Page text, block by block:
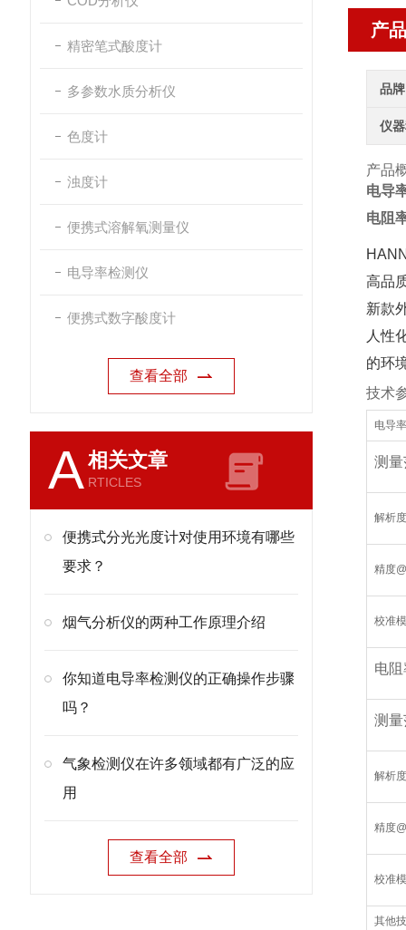
精密笔式酸度计
多参数水质分析仪
色度计
浊度计
便携式溶解氧测量仪
电导率检测仪
便携式数字酸度计
查看全部
A相关文章
RTICLES
便携式分光光度计对使用环境有哪些
要求？
烟气分析仪的两种工作原理介绍
你知道电导率检测仪的正确操作步骤
吗？
气象检测仪在许多领域都有广泛的应
用
查看全部
产
品牌
仪
产品
电导
电阻
高品
新款
人性
的环
技术
电导
测
解析度
精度
校准
电
测
解析度
精度
校准
其他